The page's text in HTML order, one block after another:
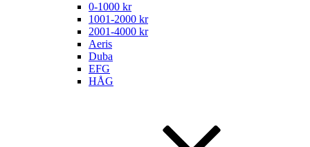
0-1000 kr
1001-2000 kr
2001-4000 kr
Aeris
Duba
EFG
HÅG